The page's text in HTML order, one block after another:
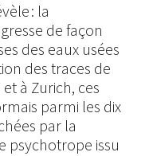
: la
de façon
des eaux usées
des traces de
à Zurich, ces
parmi les dix
par la
psychotrope issu